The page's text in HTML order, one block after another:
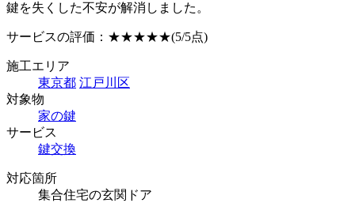
鍵を失くした不安が解消しました。
サービスの評価： ★★★★★(5/5点)
施工エリア
東京都 江戸川区
対象物
家の鍵
サービス
鍵交換
対応箇所
集合住宅の玄関ドア